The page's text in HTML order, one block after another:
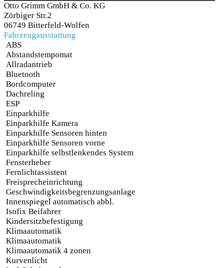
Otto Grimm GmbH & Co. KG
Zörbiger Str.2
06749 Bitterfeld-Wolfen
Fahrzeugausstattung
ABS
Abstandstempomat
Allradantrieb
Bluetooth
Bordcomputer
Dachreling
ESP
Einparkhilfe
Einparkhilfe Kamera
Einparkhilfe Sensoren hinten
Einparkhilfe Sensoren vorne
Einparkhilfe selbstlenkendes System
Fensterheber
Fernlichtassistent
Freisprecheinrichtung
Geschwindigkeitsbegrenzungsanlage
Innenspiegel automatisch abbl.
Isofix Beifahrer
Kindersitzbefestigung
Klimaautomatik
Klimaautomatik
Klimaautomatik 4 zonen
Kurvenlicht